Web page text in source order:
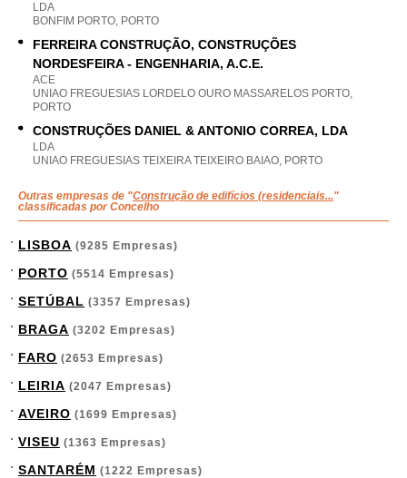
LDA
BONFIM PORTO, PORTO
FERREIRA CONSTRUÇÃO, CONSTRUÇÕES
NORDESFEIRA - ENGENHARIA, A.C.E.
ACE
UNIAO FREGUESIAS LORDELO OURO MASSARELOS PORTO,
PORTO
CONSTRUÇÕES DANIEL & ANTONIO CORREA, LDA
LDA
UNIAO FREGUESIAS TEIXEIRA TEIXEIRO BAIAO, PORTO
Outras empresas de "Construção de edifícios (residenciais..."
classificadas por Concelho
LISBOA (9285 Empresas)
PORTO (5514 Empresas)
SETÚBAL (3357 Empresas)
BRAGA (3202 Empresas)
FARO (2653 Empresas)
LEIRIA (2047 Empresas)
AVEIRO (1699 Empresas)
VISEU (1363 Empresas)
SANTARÉM (1222 Empresas)